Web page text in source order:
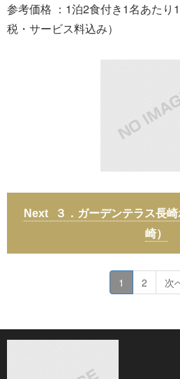
参考価格 ：1泊2食付き1名あたり
税・サービス料込み）
３．ガーデンテラス長
崎）
1 2 次